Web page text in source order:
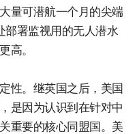
量可潜航一个月的尖端
部署监视用的无人潜水
高。
性。继英国之后，美国
是因为认识到在针对中
重要的核心同盟国。美